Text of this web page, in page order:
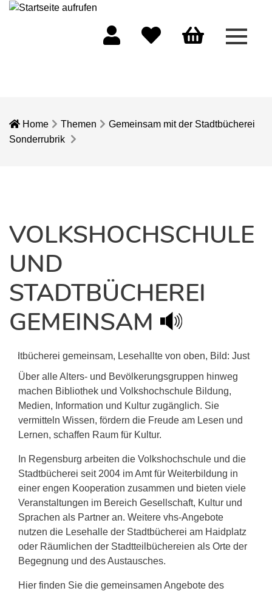
Menü
Home Themen
Gemeinsam mit der Stadtbücherei
Sonderrubrik
VOLKSHOCHSCHULE
UND
STADTBÜCHEREI
GEMEINSAM
Über alle Alters- und Bevölkerungsgruppen hinweg
machen Bibliothek und Volkshochschule Bildung,
Medien, Information und Kultur zugänglich. Sie
vermitteln Wissen, fördern die Freude am Lesen und
Lernen, schaffen Raum für Kultur.
In Regensburg arbeiten die Volkshochschule und die
Stadtbücherei seit 2004 im Amt für Weiterbildung in
einer engen Kooperation zusammen und bieten viele
Veranstaltungen im Bereich Gesellschaft, Kultur und
Sprachen als Partner an. Weitere vhs-Angebote
nutzen die Lesehalle der Stadtbücherei am Haidplatz
oder Räumlichen der Stadtteilbüchereien als Orte der
Begegnung und des Austausches.
Hier finden Sie die gemeinsamen Angebote des